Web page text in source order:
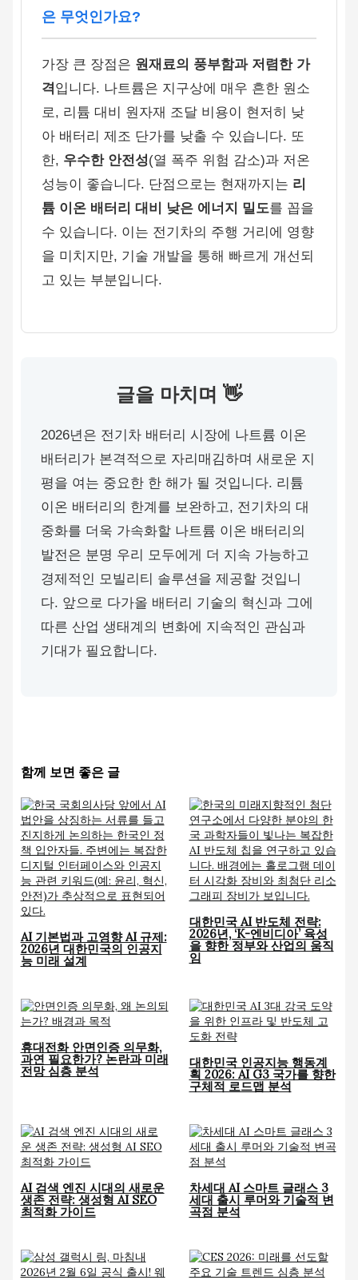
은 무엇인가요?
가장 큰 장점은 원재료의 풍부함과 저렴한 가
격입니다. 나트륨은 지구상에 매우 흔한 원소
로, 리튬 대비 원자재 조달 비용이 현저히 낮
아 배터리 제조 단가를 낮출 수 있습니다. 또
한, 우수한 안전성(열 폭주 위험 감소)과 저온
성능이 좋습니다. 단점으로는 현재까지는 리
튬 이온 배터리 대비 낮은 에너지 밀도를 꼽을
수 있습니다. 이는 전기차의 주행 거리에 영향
을 미치지만, 기술 개발을 통해 빠르게 개선되
고 있는 부분입니다.
글을 마치며 👋
2026년은 전기차 배터리 시장에 나트륨 이온
배터리가 본격적으로 자리매김하며 새로운 지
평을 여는 중요한 한 해가 될 것입니다. 리튬
이온 배터리의 한계를 보완하고, 전기차의 대
중화를 더욱 가속화할 나트륨 이온 배터리의
발전은 분명 우리 모두에게 더 지속 가능하고
경제적인 모빌리티 솔루션을 제공할 것입니
다. 앞으로 다가올 배터리 기술의 혁신과 그에
따른 산업 생태계의 변화에 지속적인 관심과
기대가 필요합니다.
함께 보면 좋은 글
AI 기본법과 고영향 AI 규제:
2026년 대한민국의 인공지
능 미래 설계
대한민국 AI 반도체 전략:
2026년, ‘K-엔비디아’ 육성
을 향한 정부와 산업의 움직
임
휴대전화 안면인증 의무화,
과연 필요한가? 논란과 미래
전망 심층 분석
대한민국 인공지능 행동계
획 2026: AI G3 국가를 향한
구체적 로드맵 분석
AI 검색 엔진 시대의 새로운
생존 전략: 생성형 AI SEO
최적화 가이드
차세대 AI 스마트 글래스 3
세대 출시 루머와 기술적 변
곡점 분석